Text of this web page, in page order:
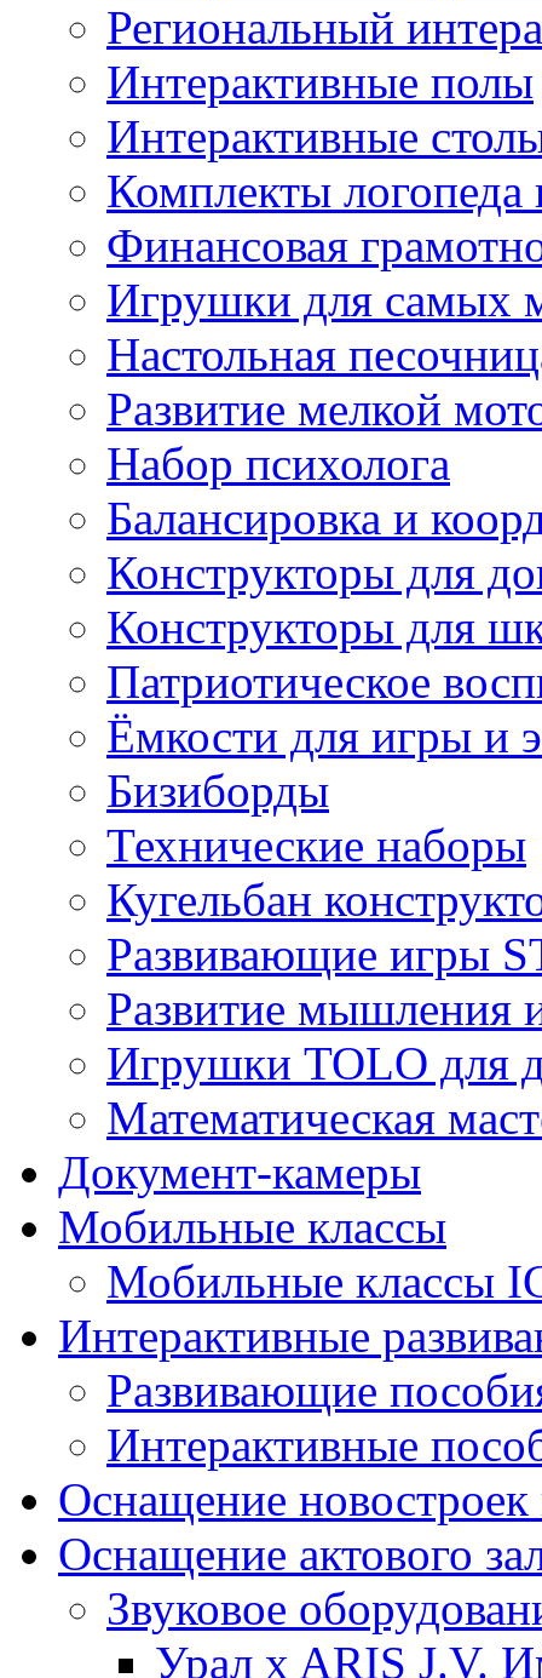
Региональный
Интерактивные полы
Интерактивные
Комплекты логопеда
Финансовая
Игрушки для самых
Настольная
Развитие мелкой
Набор психолога
Балансировка и
Конструкторы для
Конструкторы для
Патриотическое
Ёмкости для игры и
Бизиборды
Технические наборы
Кугельбан
Развивающие игры
Развитие мышления
Игрушки TOLO для
Математическая
Документ-камеры
Мобильные классы
Мобильные классы
Интерактивные
Развивающие
Интерактивные
Оснащение новостроек
Оснащение актового
Звуковое
Урал x ARIS J.V.